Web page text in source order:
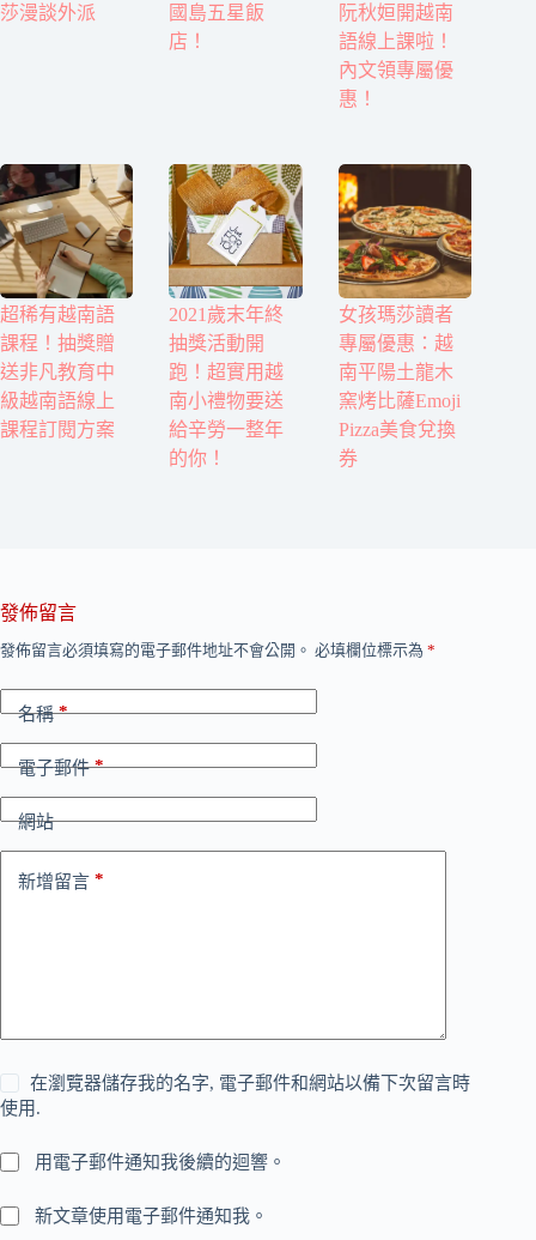
莎漫談外派
國島五星飯
店！
阮秋姮開越南
語線上課啦！
內文領專屬優
惠！
超稀有越南語
課程！抽獎贈
送非凡教育中
級越南語線上
課程訂閱方案
2021歲末年終
抽獎活動開
跑！超實用越
南小禮物要送
給辛勞一整年
的你！
女孩瑪莎讀者
專屬優惠：越
南平陽土龍木
窯烤比薩Emoji
Pizza美食兌換
券
發佈留言
發佈留言必須填寫的電子郵件地址不會公開。 必填欄位標示為 *
名稱*
電子郵件*
網站
新增留言 *
在瀏覽器儲存我的名字, 電子郵件和網站以備下次留言時
使用.
用電子郵件通知我後續的迴響。
新文章使用電子郵件通知我。